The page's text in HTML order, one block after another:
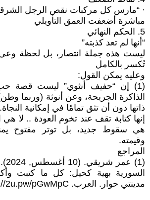
· “مارس كل مركبات نقص الرجل
مباشرة أضعفت العمق التأويلي
5. الحكم النهائي
“أنها لم تعد كذبته”
ليست هذه جملة انتصار، بل لحظة
تُكسر بالكامل
وعليه يمكن القول:
(1) إن “حفيف أنثوي” ليست قصة
الذاكرة الجريحة، وعن أنوثة (وربما
ذاتها دون أن تثق تمامًا في إمكانية النجاة.
إنها كتابة تقف عند تخوم العودة .. لا هي
هي سقوط جديد، بل توتر مفتوح
وقيمته.
المراجع
(1)
السورية بهية كحيل: كل ما كتبت
مدينتي حوار. العرب. https://2u.pw/pGwMpC